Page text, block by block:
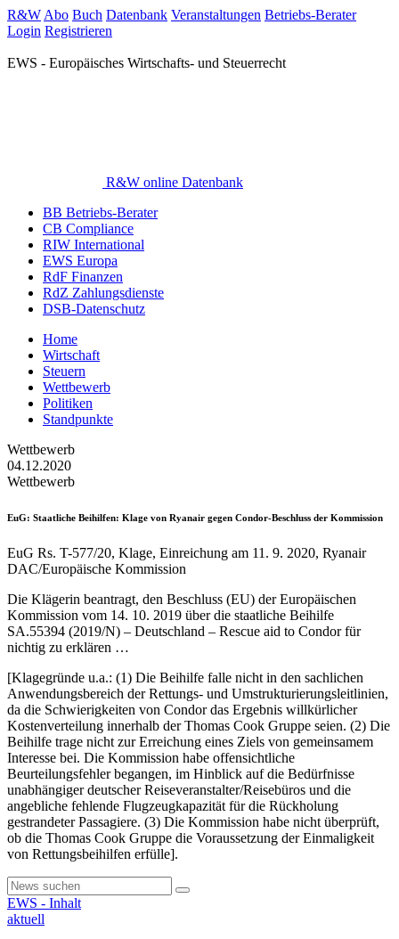
R&W Abo Buch Datenbank Veranstaltungen Betriebs-Berater
Login Registrieren
EWS - Europäisches Wirtschafts- und Steuerrecht
R&W online Datenbank
BB Betriebs-Berater
CB Compliance
RIW International
EWS Europa
RdF Finanzen
RdZ Zahlungsdienste
DSB-Datenschutz
Home
Wirtschaft
Steuern
Wettbewerb
Politiken
Standpunkte
Wettbewerb
04.12.2020
Wettbewerb
EuG: Staatliche Beihilfen: Klage von Ryanair gegen Condor-Beschluss der Kommission
EuG Rs. T-577/20, Klage, Einreichung am 11. 9. 2020, Ryanair
DAC/Europäische Kommission
Die Klägerin beantragt, den Beschluss (EU) der Europäischen
Kommission vom 14. 10. 2019 über die staatliche Beihilfe
SA.55394 (2019/N) – Deutschland – Rescue aid to Condor für
nichtig zu erklären …
[Klagegründe u.a.: (1) Die Beihilfe falle nicht in den sachlichen
Anwendungsbereich der Rettungs- und Umstrukturierungsleitlinien,
da die Schwierigkeiten von Condor das Ergebnis willkürlicher
Kostenverteilung innerhalb der Thomas Cook Gruppe seien. (2) Die
Beihilfe trage nicht zur Erreichung eines Ziels von gemeinsamem
Interesse bei. Die Kommission habe offensichtliche
Beurteilungsfehler begangen, im Hinblick auf die Bedürfnisse
unabhängiger deutscher Reiseveranstalter/Reisebüros und die
angebliche fehlende Flugzeugkapazität für die Rückholung
gestrandeter Passagiere. (3) Die Kommission habe nicht überprüft,
ob die Thomas Cook Gruppe die Voraussetzung der Einmaligkeit
von Rettungsbeihilfen erfülle].
EWS - Inhalt
aktuell